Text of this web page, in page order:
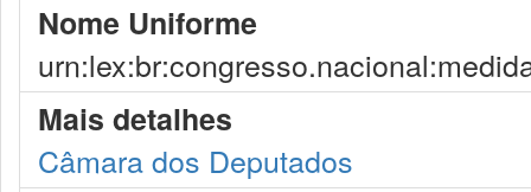
Nome Uniforme
Mais detalhes
Câmara dos Deputados